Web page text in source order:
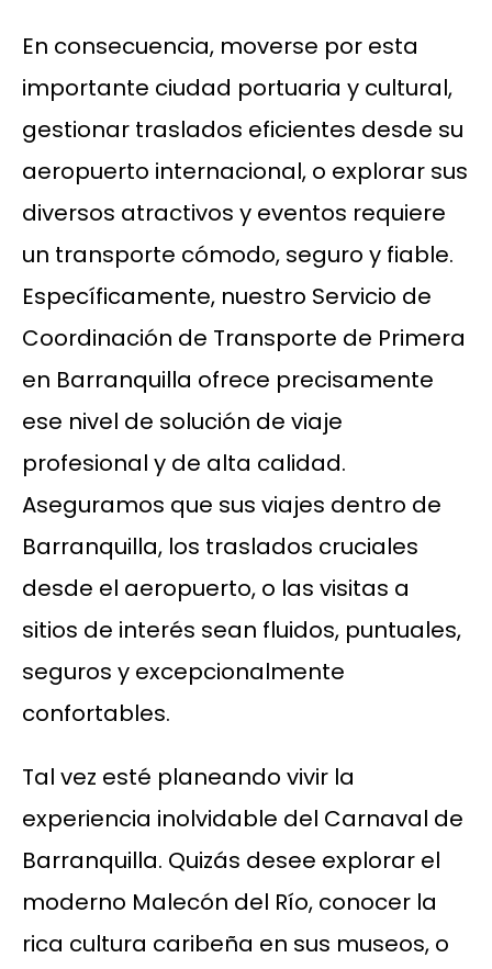
En consecuencia, moverse por esta
importante ciudad portuaria y cultural,
gestionar traslados eficientes desde su
aeropuerto internacional, o explorar sus
diversos atractivos y eventos requiere
un transporte cómodo, seguro y fiable.
Específicamente, nuestro Servicio de
Coordinación de Transporte de Primera
en Barranquilla ofrece precisamente
ese nivel de solución de viaje
profesional y de alta calidad.
Aseguramos que sus viajes dentro de
Barranquilla, los traslados cruciales
desde el aeropuerto, o las visitas a
sitios de interés sean fluidos, puntuales,
seguros y excepcionalmente
confortables.
Tal vez esté planeando vivir la
experiencia inolvidable del Carnaval de
Barranquilla. Quizás desee explorar el
moderno Malecón del Río, conocer la
rica cultura caribeña en sus museos, o